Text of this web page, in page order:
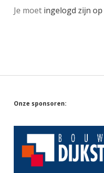
Je moet ingelogd zijn op
Sidebar
Onze sponsoren: